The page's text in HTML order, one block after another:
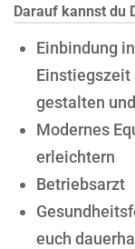
Darauf kannst du
Einbindung
Einstiegszeit
gestalten
Modernes
erleichtern
Betriebsarzt
euch